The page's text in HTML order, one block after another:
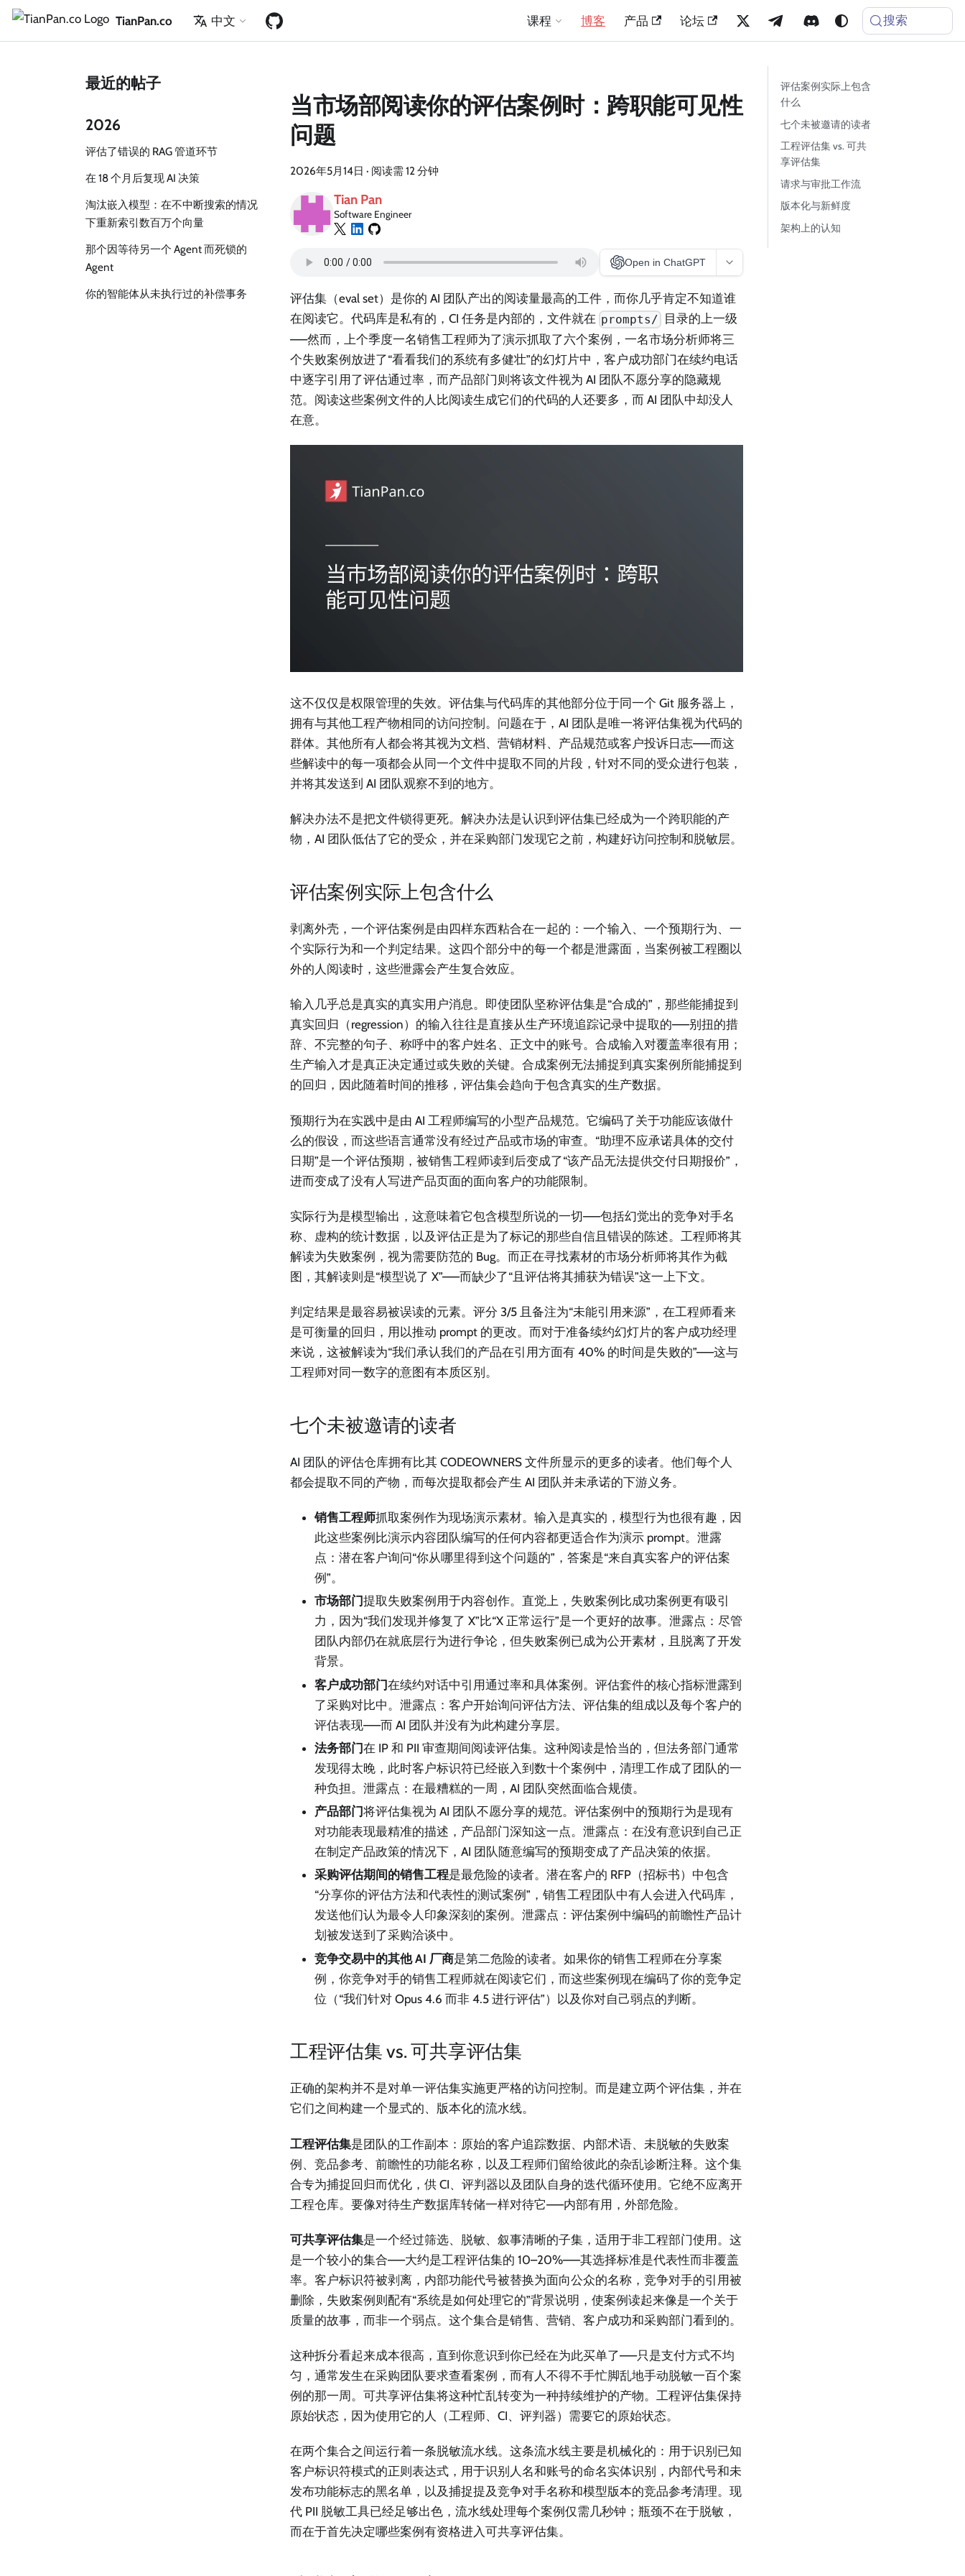
TianPan.co 中文 课程 博客 产品 论坛 搜索
最近的帖子
2026
评估了错误的 RAG 管道环节
在 18 个月后复现 AI 决策
淘汰嵌入模型：在不中断搜索的情况
下重新索引数百万个向量
那个因等待另一个 Agent 而死锁的
Agent
你的智能体从未执行过的补偿事务
当市场部阅读你的评估案例时：跨职能可见性
问题
2026年5月14日 · 阅读需 12 分钟
Tian Pan
Software Engineer
Open in ChatGPT
评估集（eval set）是你的 AI 团队产出的阅读量最高的工件，而你几乎肯定不知道谁
在阅读它。代码库是私有的，CI 任务是内部的，文件就在 prompts/ 目录的上一级
——然而，上个季度一名销售工程师为了演示抓取了六个案例，一名市场分析师将三
个失败案例放进了“看看我们的系统有多健壮”的幻灯片中，客户成功部门在续约电话
中逐字引用了评估通过率，而产品部门则将该文件视为 AI 团队不愿分享的隐藏规
范。阅读这些案例文件的人比阅读生成它们的代码的人还要多，而 AI 团队中却没人
在意。
这不仅仅是权限管理的失效。评估集与代码库的其他部分位于同一个 Git 服务器上，
拥有与其他工程产物相同的访问控制。问题在于，AI 团队是唯一将评估集视为代码的
群体。其他所有人都会将其视为文档、营销材料、产品规范或客户投诉日志——而这
些解读中的每一项都会从同一个文件中提取不同的片段，针对不同的受众进行包装，
并将其发送到 AI 团队观察不到的地方。
解决办法不是把文件锁得更死。解决办法是认识到评估集已经成为一个跨职能的产
物，AI 团队低估了它的受众，并在采购部门发现它之前，构建好访问控制和脱敏层。
评估案例实际上包含什么
剥离外壳，一个评估案例是由四样东西粘合在一起的：一个输入、一个预期行为、一
个实际行为和一个判定结果。这四个部分中的每一个都是泄露面，当案例被工程圈以
外的人阅读时，这些泄露会产生复合效应。
输入几乎总是真实的真实用户消息。即使团队坚称评估集是“合成的”，那些能捕捉到
真实回归（regression）的输入往往是直接从生产环境追踪记录中提取的——别扭的措
辞、不完整的句子、称呼中的客户姓名、正文中的账号。合成输入对覆盖率很有用；
生产输入才是真正决定通过或失败的关键。合成案例无法捕捉到真实案例所能捕捉到
的回归，因此随着时间的推移，评估集会趋向于包含真实的生产数据。
预期行为在实践中是由 AI 工程师编写的小型产品规范。它编码了关于功能应该做什
么的假设，而这些语言通常没有经过产品或市场的审查。“助理不应承诺具体的交付
日期”是一个评估预期，被销售工程师读到后变成了“该产品无法提供交付日期报价”，
进而变成了没有人写进产品页面的面向客户的功能限制。
实际行为是模型输出，这意味着它包含模型所说的一切——包括幻觉出的竞争对手名
称、虚构的统计数据，以及评估正是为了标记的那些自信且错误的陈述。工程师将其
解读为失败案例，视为需要防范的 Bug。而正在寻找素材的市场分析师将其作为截
图，其解读则是“模型说了 X”——而缺少了“且评估将其捕获为错误”这一上下文。
判定结果是最容易被误读的元素。评分 3/5 且备注为“未能引用来源”，在工程师看来
是可衡量的回归，用以推动 prompt 的更改。而对于准备续约幻灯片的客户成功经理
来说，这被解读为“我们承认我们的产品在引用方面有 40% 的时间是失败的”——这与
工程师对同一数字的意图有本质区别。
七个未被邀请的读者
AI 团队的评估仓库拥有比其 CODEOWNERS 文件所显示的更多的读者。他们每个人
都会提取不同的产物，而每次提取都会产生 AI 团队并未承诺的下游义务。
销售工程师抓取案例作为现场演示素材。输入是真实的，模型行为也很有趣，因
此这些案例比演示内容团队编写的任何内容都更适合作为演示 prompt。泄露
点：潜在客户询问“你从哪里得到这个问题的”，答案是“来自真实客户的评估案
例”。
市场部门提取失败案例用于内容创作。直觉上，失败案例比成功案例更有吸引
力，因为“我们发现并修复了 X”比“X 正常运行”是一个更好的故事。泄露点：尽管
团队内部仍在就底层行为进行争论，但失败案例已成为公开素材，且脱离了开发
背景。
客户成功部门在续约对话中引用通过率和具体案例。评估套件的核心指标泄露到
了采购对比中。泄露点：客户开始询问评估方法、评估集的组成以及每个客户的
评估表现——而 AI 团队并没有为此构建分享层。
法务部门在 IP 和 PII 审查期间阅读评估集。这种阅读是恰当的，但法务部门通常
发现得太晚，此时客户标识符已经嵌入到数十个案例中，清理工作成了团队的一
种负担。泄露点：在最糟糕的一周，AI 团队突然面临合规债。
产品部门将评估集视为 AI 团队不愿分享的规范。评估案例中的预期行为是现有
对功能表现最精准的描述，产品部门深知这一点。泄露点：在没有意识到自己正
在制定产品政策的情况下，AI 团队随意编写的预期变成了产品决策的依据。
采购评估期间的销售工程是最危险的读者。潜在客户的 RFP（招标书）中包含
“分享你的评估方法和代表性的测试案例”，销售工程团队中有人会进入代码库，
发送他们认为最令人印象深刻的案例。泄露点：评估案例中编码的前瞻性产品计
划被发送到了采购洽谈中。
竞争交易中的其他 AI 厂商是第二危险的读者。如果你的销售工程师在分享案
例，你竞争对手的销售工程师就在阅读它们，而这些案例现在编码了你的竞争定
位（“我们针对 Opus 4.6 而非 4.5 进行评估”）以及你对自己弱点的判断。
工程评估集 vs. 可共享评估集
正确的架构并不是对单一评估集实施更严格的访问控制。而是建立两个评估集，并在
它们之间构建一个显式的、版本化的流水线。
工程评估集是团队的工作副本：原始的客户追踪数据、内部术语、未脱敏的失败案
例、竞品参考、前瞻性的功能名称，以及工程师们留给彼此的杂乱诊断注释。这个集
合专为捕捉回归而优化，供 CI、评判器以及团队自身的迭代循环使用。它绝不应离开
工程仓库。要像对待生产数据库转储一样对待它——内部有用，外部危险。
可共享评估集是一个经过筛选、脱敏、叙事清晰的子集，适用于非工程部门使用。这
是一个较小的集合——大约是工程评估集的 10–20%——其选择标准是代表性而非覆盖
率。客户标识符被剥离，内部功能代号被替换为面向公众的名称，竞争对手的引用被
删除，失败案例则配有“系统是如何处理它的”背景说明，使案例读起来像是一个关于
质量的故事，而非一个弱点。这个集合是销售、营销、客户成功和采购部门看到的。
这种拆分看起来成本很高，直到你意识到你已经在为此买单了——只是支付方式不均
匀，通常发生在采购团队要求查看案例，而有人不得不手忙脚乱地手动脱敏一百个案
例的那一周。可共享评估集将这种忙乱转变为一种持续维护的产物。工程评估集保持
原始状态，因为使用它的人（工程师、CI、评判器）需要它的原始状态。
在两个集合之间运行着一条脱敏流水线。这条流水线主要是机械化的：用于识别已知
客户标识符模式的正则表达式，用于识别人名和账号的命名实体识别，内部代号和未
发布功能标志的黑名单，以及捕捉提及竞争对手名称和模型版本的竞品参考清理。现
代 PII 脱敏工具已经足够出色，流水线处理每个案例仅需几秒钟；瓶颈不在于脱敏，
而在于首先决定哪些案例有资格进入可共享评估集。
评估案例实际上包含
什么
七个未被邀请的读者
工程评估集 vs. 可共
享评估集
请求与审批工作流
版本化与新鲜度
架构上的认知